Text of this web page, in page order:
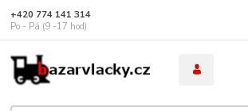
+420 774 141 314
Po - Pá (9 -17 hod)